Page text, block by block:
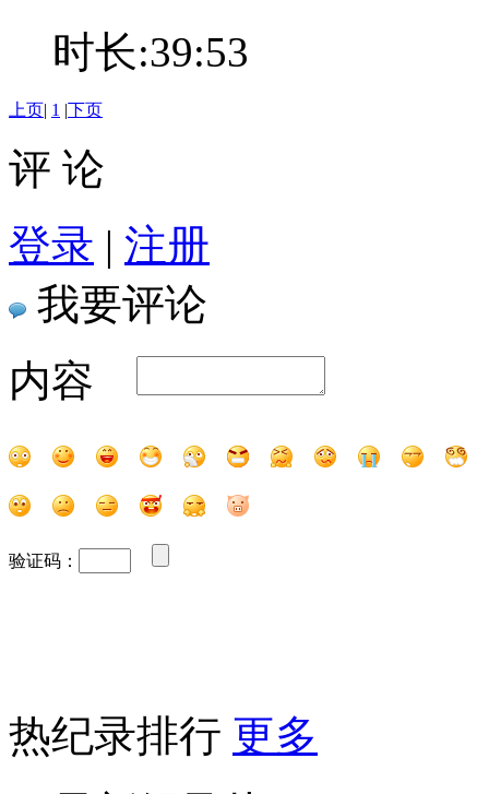
时长:39:53
上页| 1 |下页
评 论
登录 | 注册
我要评论
内容
验证码：
热纪录排行 更多